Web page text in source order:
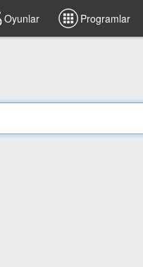
Oyunlar Programlar